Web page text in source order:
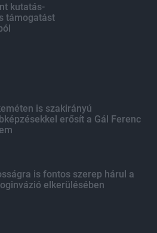
kutatás-
támogatást
is szakirányú
erősít a Gál Ferenc
is fontos szerep hárul a
elkerülésében